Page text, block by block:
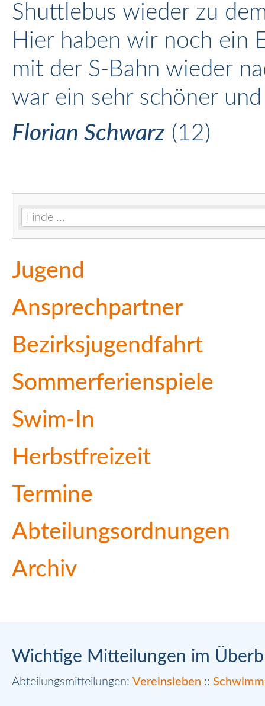
Shuttlebus wieder zu
Hier haben wir noch ein
mit der S-Bahn wieder
war ein sehr schöner
Florian Schwarz(12)
Navigation
überspringen
Jugend
Ansprechpartner
Bezirksjugendfahrt
Sommerferienspiele
Swim-In
Herbstfreizeit
Termine
Abteilungsordnungen
Archiv
Wichtige Mitteilungen im
Abteilungsmitteilungen: Vereinsleben ::